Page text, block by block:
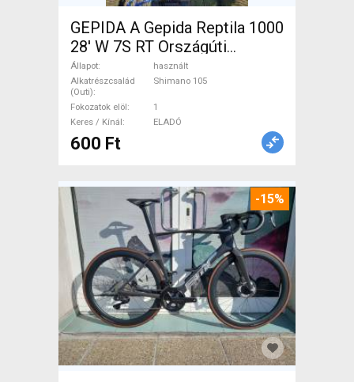
GEPIDA A Gepida Reptila 1000
28' W 7S RT Országúti
Shimano 105 használt ELADÓ
Állapot
használt
Alkatrészcsalád
(Outi)
Shimano 105
Fokozatok elöl
1
Keres / Kínál
ELADÓ
600 Ft
-15%